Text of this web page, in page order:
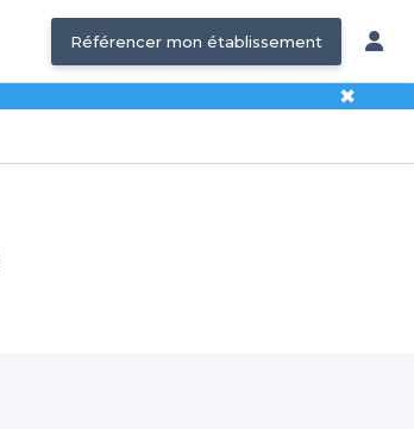
Référencer mon établissement
✖